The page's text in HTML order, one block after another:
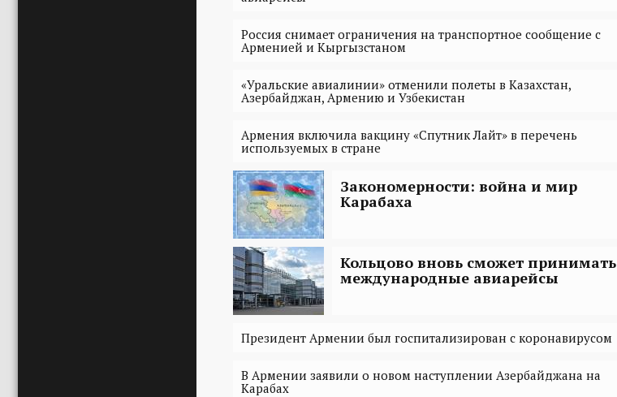
Россия снимает ограничения на транспортное сообщение с
Арменией и Кыргызстаном
«Уральские авиалинии» отменили полеты в Казахстан,
Азербайджан, Армению и Узбекистан
Армения включила вакцину «Спутник Лайт» в перечень
используемых в стране
Закономерности: война и мир
Карабаха
Кольцово вновь сможет принимать
международные авиарейсы
Президент Армении был госпитализирован с коронавирусом
В Армении заявили о новом наступлении Азербайджана на
Карабах